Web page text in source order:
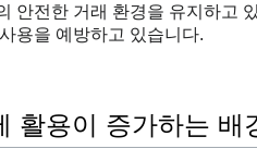
안전한 거래 환경을 유지하고
용을 예방하고 있습니다.
활용이 증가하는 배